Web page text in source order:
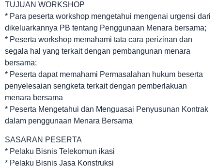
TUJUAN WORKSHOP
* Para peserta workshop mengetahui mengenai urgensi dari
dikeluarkannya PB tentang Penggunaan Menara bersama;
* Peserta workshop memahami tata cara perizinan dan
segala hal yang terkait dengan pembangunan menara
bersama;
* Peserta dapat memahami Permasalahan hukum beserta
penyelesaian sengketa terkait dengan pemberlakuan
menara bersama
* Peserta Mengetahui dan Menguasai Penyusunan Kontrak
dalam penggunaan Menara Bersama
SASARAN PESERTA
* Pelaku Bisnis Telekomun ikasi
* Pelaku Bisnis Jasa Konstruksi